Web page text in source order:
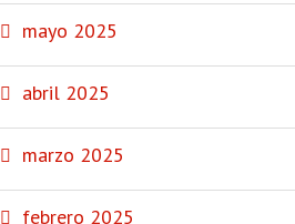
mayo 2025
abril 2025
marzo 2025
febrero 2025